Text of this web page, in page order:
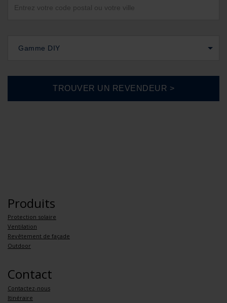
Gamme DIY
Produits
Protection solaire
Ventilation
Revêtement de façade
Outdoor
Contact
Contactez-nous
Itinéraire